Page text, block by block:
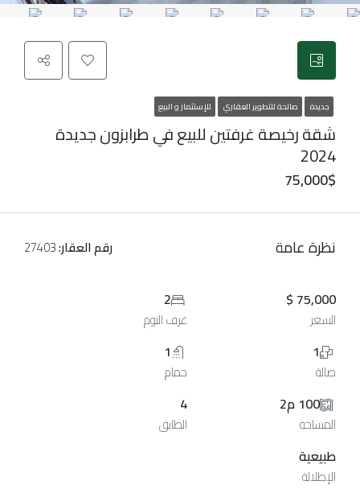
جديدة صالحة للتطوير العقاري للإستثمار و البيع
شقة رخيصة غرفتين للبيع في طرابزون جديدة
2024
75,000$
نظرة عامة رقم العقار:
75,000 $
السعر
2
غرف النوم
1
صالة
1
حمام
100 م2
المساحة
4
الطابق
طبيعية
الإطلالة